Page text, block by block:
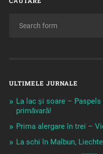
ULTIMELE JURNALE
La lac și soare – Paspels
primăvară!
Prima alergare în trei –
La schi în Malbun,